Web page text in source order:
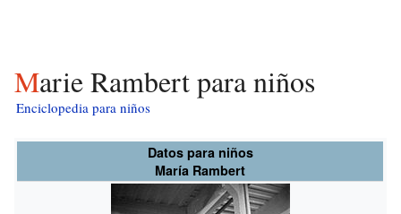
Marie Rambert para niños
Enciclopedia para niños
Datos para niños
María Rambert